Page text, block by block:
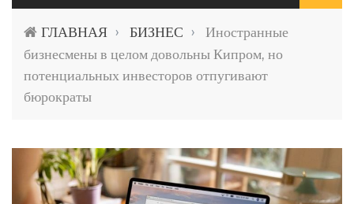
ГЛАВНАЯ › БИЗНЕС ›
Иностранные
бизнесмены в целом довольны Кипром, но
потенциальных инвесторов отпугивают
бюрократы